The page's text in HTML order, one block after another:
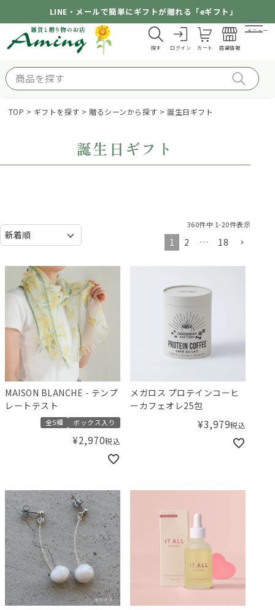
LINE・メールで簡単にギフトが贈れる「eギフト」
探す ログイン カート 店舗情報
メニュー
TOP ギフトを探す 贈るシーンから探す 誕生日ギフト
誕生日ギフト
360件中 1-20件表示
1 2 … 18
MAISON BLANCHE - テンプ
レートテスト
全5種 ボックス入り
¥2,970税込
メガロス プロテインコーヒ
ーカフェオレ25包
¥3,979税込